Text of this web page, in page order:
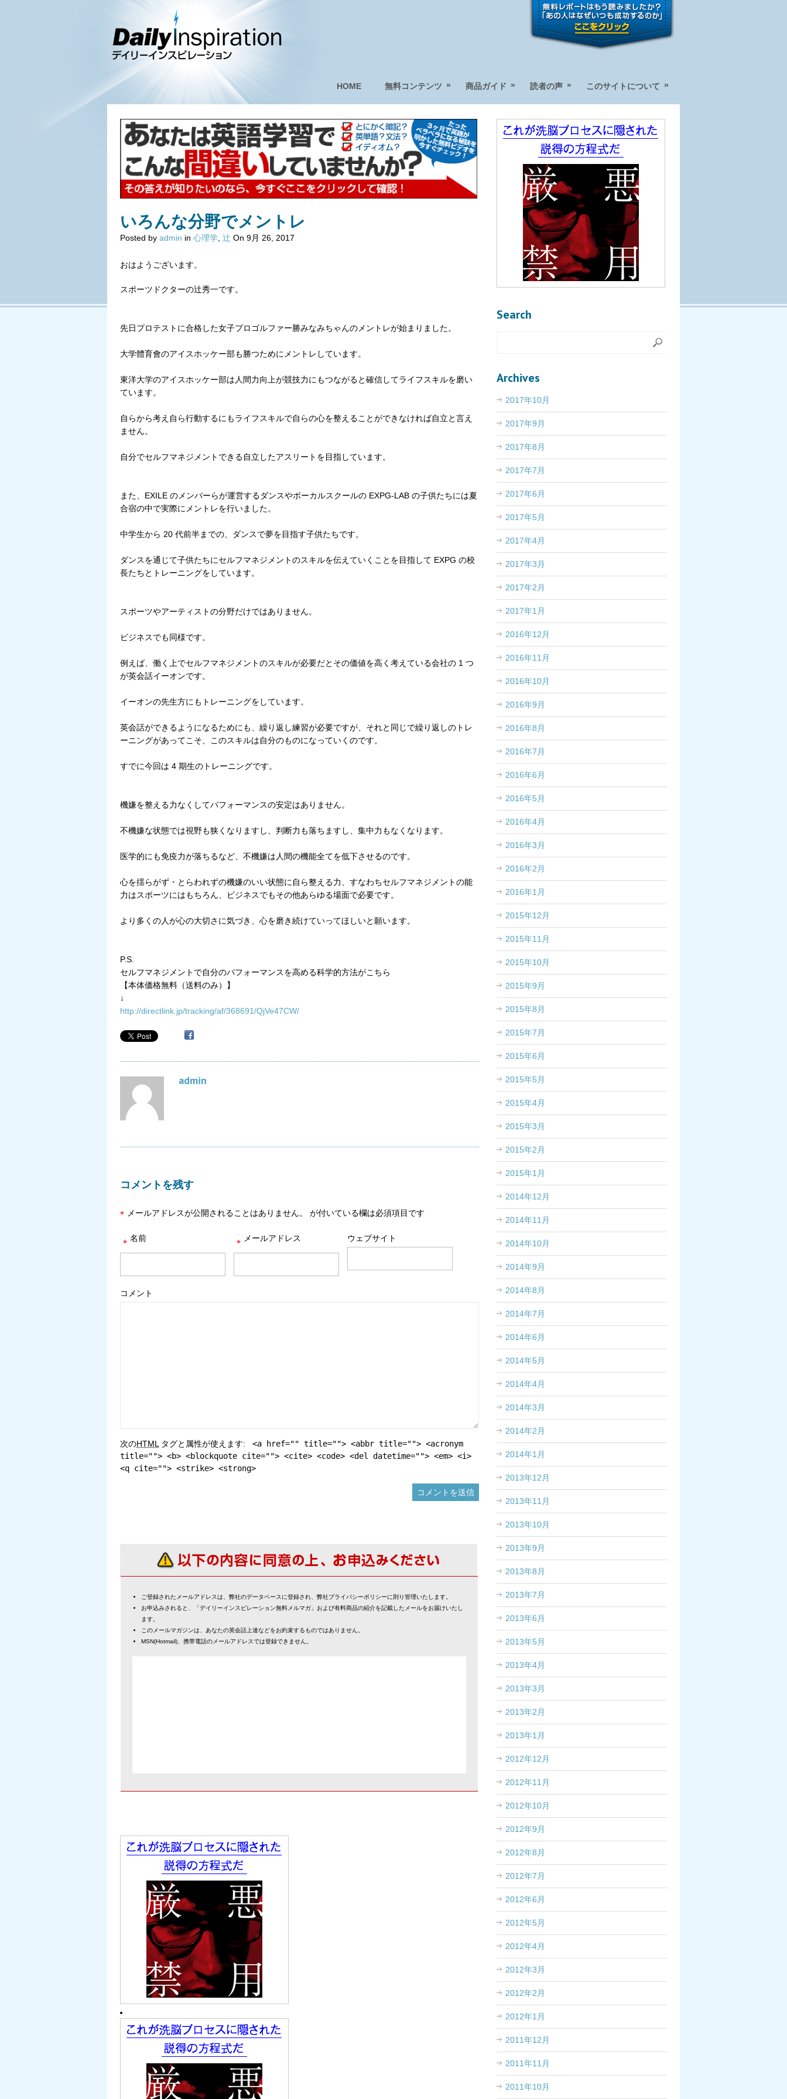
HOME 無料コンテンツ » 商品ガイド » 読者の声 » このサイトについて »
いろんな分野でメントレ
Posted by admin in 心理学 辻 On 9月 26, 2017
おはようございます。
スポーツドクターの辻秀一です。
先日プロテストに合格した女子プロゴルファー勝みなみちゃんのメントレが始まりました。
大学體育會のアイスホッケー部も勝つためにメントレしています。
東洋大学のアイスホッケー部は人間力向上が競技力にもつながると確信してライフスキルを磨い
ています。
自らから考え自ら行動するにもライフスキルで自らの心を整えることができなければ自立と言え
ません。
自分でセルフマネジメントできる自立したアスリートを目指しています。
また、EXILE のメンバーらが運営するダンスやボーカルスクールの EXPG-LAB の子供たちには夏
合宿の中で実際にメントレを行いました。
中学生から 20 代前半までの、ダンスで夢を目指す子供たちです。
ダンスを通じて子供たちにセルフマネジメントのスキルを伝えていくことを目指して EXPG の校
長たちとトレーニングをしています。
スポーツやアーティストの分野だけではありません。
ビジネスでも同様です。
例えば、働く上でセルフマネジメントのスキルが必要だとその価値を高く考えている会社の 1 つ
が英会話イーオンです。
イーオンの先生方にもトレーニングをしています。
英会話ができるようになるためにも、繰り返し練習が必要ですが、それと同じで繰り返しのトレ
ーニングがあってこそ、このスキルは自分のものになっていくのです。
すでに今回は 4 期生のトレーニングです。
機嫌を整える力なくしてパフォーマンスの安定はありません。
不機嫌な状態では視野も狭くなりますし、判断力も落ちますし、集中力もなくなります。
医学的にも免疫力が落ちるなど、不機嫌は人間の機能全てを低下させるのです。
心を揺らがず・とらわれずの機嫌のいい状態に自ら整える力、すなわちセルフマネジメントの能
力はスポーツにはもちろん、ビジネスでもその他あらゆる場面で必要です。
より多くの人が心の大切さに気づき、心を磨き続けていってほしいと願います。
P.S.
セルフマネジメントで自分のパフォーマンスを高める科学的方法がこちら
【本体価格無料（送料のみ）】
↓
http://directlink.jp/tracking/af/368691/QjVe47CW/
admin
コメントを残す
メールアドレスが公開されることはありません。
* が付いている欄は必須項目です
名前
* メールアドレス
* ウェブサイト
コメント
次のHTML タグと属性が使えます:
<a href="" title=""> <abbr title=""> <acronym
title=""> <b> <blockquote cite=""> <cite> <code> <del datetime=""> <em> <i>
<q cite=""> <strike> <strong>
ご登録されたメールアドレスは、弊社のデータベースに登録され、弊社プライバシーポリシーに則り管理いたします。
お申込みされると、「デイリーインスピレーション無料メルマガ」および有料商品の紹介を記載したメールをお届けいたし
ます。
このメールマガジンは、あなたの英会話上達などをお約束するものではありません。
MSN(Hotmail)、携帯電話のメールアドレスでは登録できません。
Search
Archives
2017年10月
2017年9月
2017年8月
2017年7月
2017年6月
2017年5月
2017年4月
2017年3月
2017年2月
2017年1月
2016年12月
2016年11月
2016年10月
2016年9月
2016年8月
2016年7月
2016年6月
2016年5月
2016年4月
2016年3月
2016年2月
2016年1月
2015年12月
2015年11月
2015年10月
2015年9月
2015年8月
2015年7月
2015年6月
2015年5月
2015年4月
2015年3月
2015年2月
2015年1月
2014年12月
2014年11月
2014年10月
2014年9月
2014年8月
2014年7月
2014年6月
2014年5月
2014年4月
2014年3月
2014年2月
2014年1月
2013年12月
2013年11月
2013年10月
2013年9月
2013年8月
2013年7月
2013年6月
2013年5月
2013年4月
2013年3月
2013年2月
2013年1月
2012年12月
2012年11月
2012年10月
2012年9月
2012年8月
2012年7月
2012年6月
2012年5月
2012年4月
2012年3月
2012年2月
2012年1月
2011年12月
2011年11月
2011年10月